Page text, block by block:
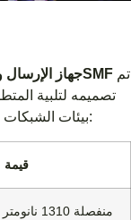
جهاز الإرسال والاستقبال لSMF
تصميمه لتلبية
بيئات:
قيمة
4 ممرات WDM منفصلة 1310 نانومتر